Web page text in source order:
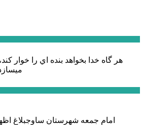
هر گاه خدا بخواهد بنده اي را خوار
امام جمعه شهرستان ساوجبلاغ